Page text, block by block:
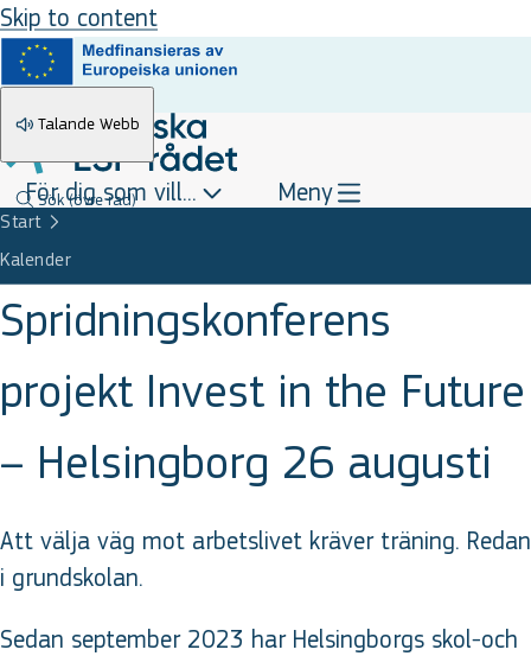
Skip to content
Talande Webb
Sök(övre rad)
För dig som vill... Meny
Start
Kalender
Spridningskonferens
projekt Invest in the Future
– Helsingborg 26 augusti
Att välja väg mot arbetslivet kräver träning. Redan
i grundskolan.
Sedan september 2023 har Helsingborgs skol-och